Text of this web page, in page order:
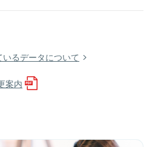
るデータについて
案内